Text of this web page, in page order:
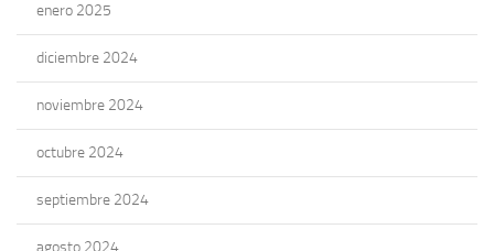
enero 2025
diciembre 2024
noviembre 2024
octubre 2024
septiembre 2024